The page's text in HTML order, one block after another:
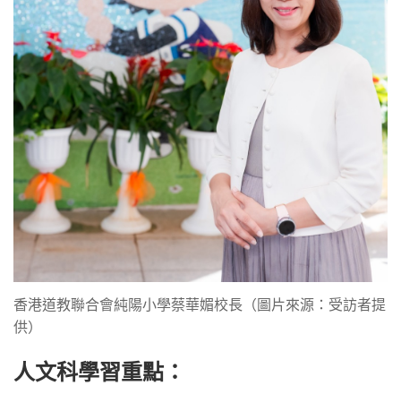
香港道教聯合會純陽小學蔡華媚校長（圖片來源：受訪者提
供）
人文科學習重點：